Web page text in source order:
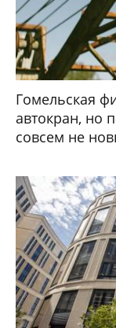
Гомельская
автокран, но
совсем не